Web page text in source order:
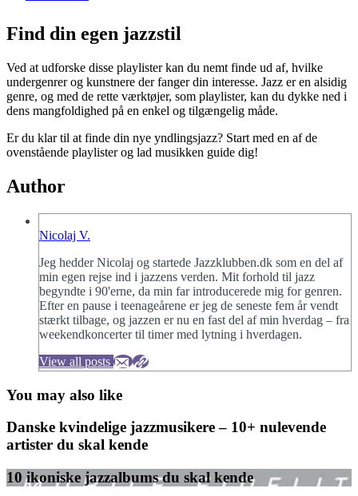
Find din egen jazzstil
Ved at udforske disse playlister kan du nemt finde ud af, hvilke
undergenrer og kunstnere der fanger din interesse. Jazz er en alsidig
genre, og med de rette værktøjer, som playlister, kan du dykke ned i
dens mangfoldighed på en enkel og tilgængelig måde.
Er du klar til at finde din nye yndlingsjazz? Start med en af de
ovenstående playlister og lad musikken guide dig!
Author
Nicolaj V.
Jeg hedder Nicolaj og startede Jazzklubben.dk som en del af
min egen rejse ind i jazzens verden. Mit forhold til jazz
begyndte i 90'erne, da min far introducerede mig for genren.
Efter en pause i teenageårene er jeg de seneste fem år vendt
stærkt tilbage, og jazzen er nu en fast del af min hverdag – fra
weekendkoncerter til timer med lytning i hverdagen.
View all posts
You may also like
Danske kvindelige jazzmusikere – 10+ nulevende
artister du skal kende
10 ikoniske jazzalbums du skal kende